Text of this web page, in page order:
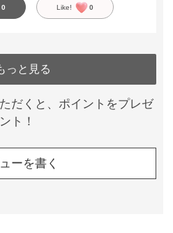
0 Like! 0
っと見る
だくと、ポイントをプレゼ
ント！
ーを書く